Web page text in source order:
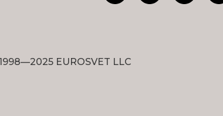
EUROSVET LLC